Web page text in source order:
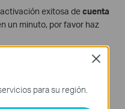
exitosa decuenta
un minuto, por favor haz
para su región.
Close